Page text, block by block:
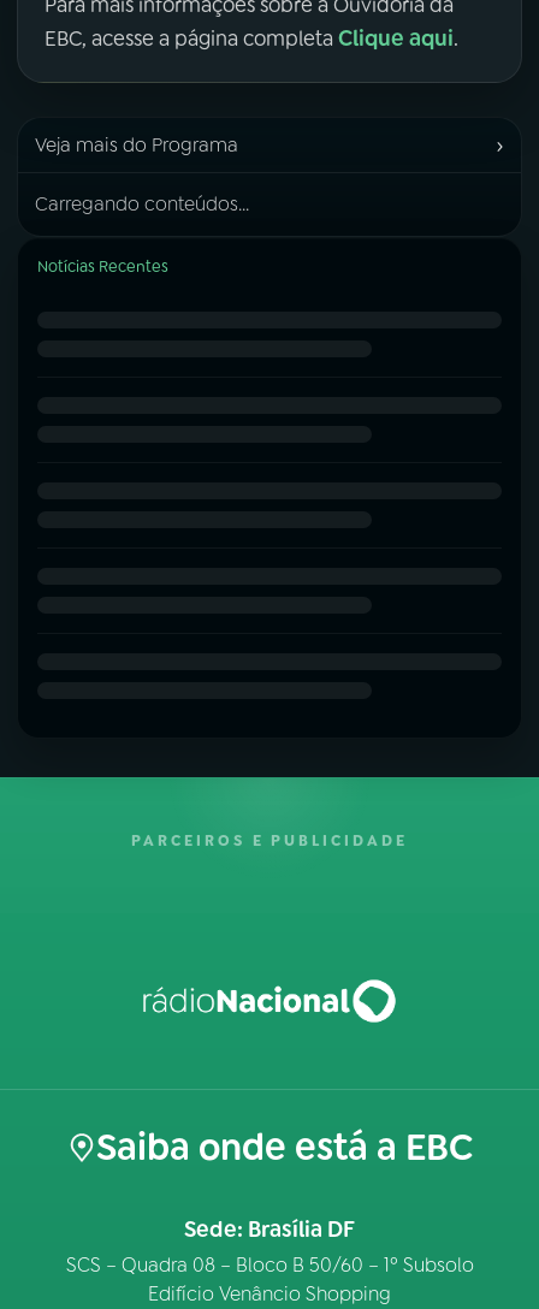
EBC, acesse a página completa Clique aqui.
Veja mais do Programa ›
Carregando conteúdos...
Notícias Recentes
PARCEIROS E PUBLICIDADE
Saiba onde está a EBC
Sede: Brasília DF
SCS – Quadra 08 – Bloco B 50/60 – 1º Subsolo
Edifício Venâncio Shopping